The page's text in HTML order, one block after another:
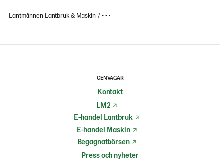
Lantmännen Lantbruk & Maskin • • •
GENVÄGAR
Kontakt
LM2
E-handel Lantbruk
E-handel Maskin
Begagnatbörsen
Press och nyheter